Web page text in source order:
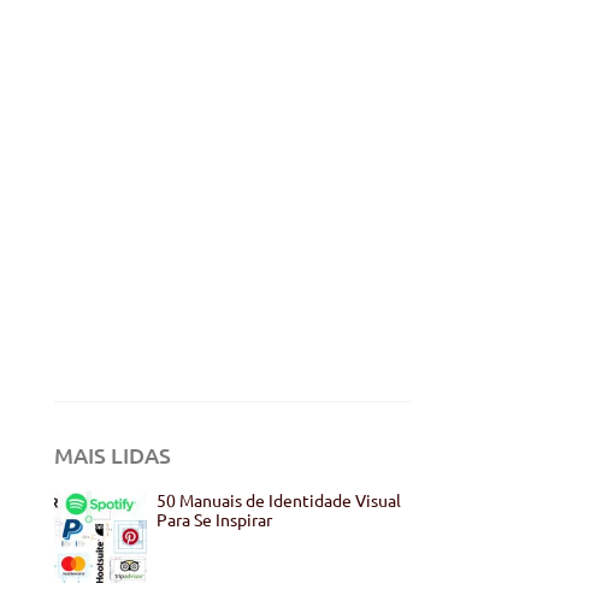
MAIS LIDAS
50 Manuais de Identidade Visual
Para Se Inspirar